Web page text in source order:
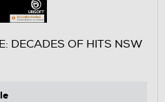
DECADES OF HITS NSW